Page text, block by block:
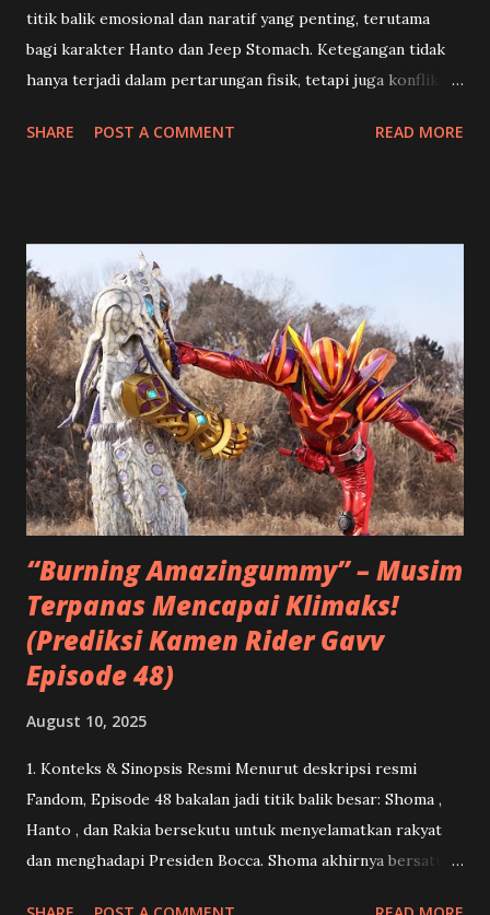
titik balik emosional dan naratif yang penting, terutama
bagi karakter Hanto dan Jeep Stomach. Ketegangan tidak
hanya terjadi dalam pertarungan fisik, tetapi juga konflik
karakter utama. 🍡 Toko Manisan dan Kenangan Pahit
Tampaknya ini akan menjadi selingan ringan dari konflik
besar, namun justru menjadi awal dari konfrontasi
emosional yang mendalam. Di toko tersebut, mereka
bertemu Kenji (Yoshioka Mutsuo), seorang pengrajin
wagashi berbakat… yang ternyata adalah Granute ,
antagonis yang selama ini diburu Hanto karena menculik
ibunya. Hanto (Hino Yusuke) yang selama ini menghidupi
dirinya dengan semangat balas dendam mendadak goyah,
apalagi ketika melihat Kenji mendapat tempat sebagai
sosok ayah kedua...
SHARE POST A COMMENT READ MORE
“Burning Amazingummy” – Musim
Terpanas Mencapai Klimaks!
(Prediksi Kamen Rider Gavv
Episode 48)
August 10, 2025
1. Konteks & Sinopsis Resmi Menurut deskripsi resmi
Fandom, Episode 48 bakalan jadi titik balik besar: Shoma ,
Hanto , dan Rakia bersekutu untuk menyelamatkan rakyat
dan menghadapi Presiden Bocca. Shoma akhirnya bersatu